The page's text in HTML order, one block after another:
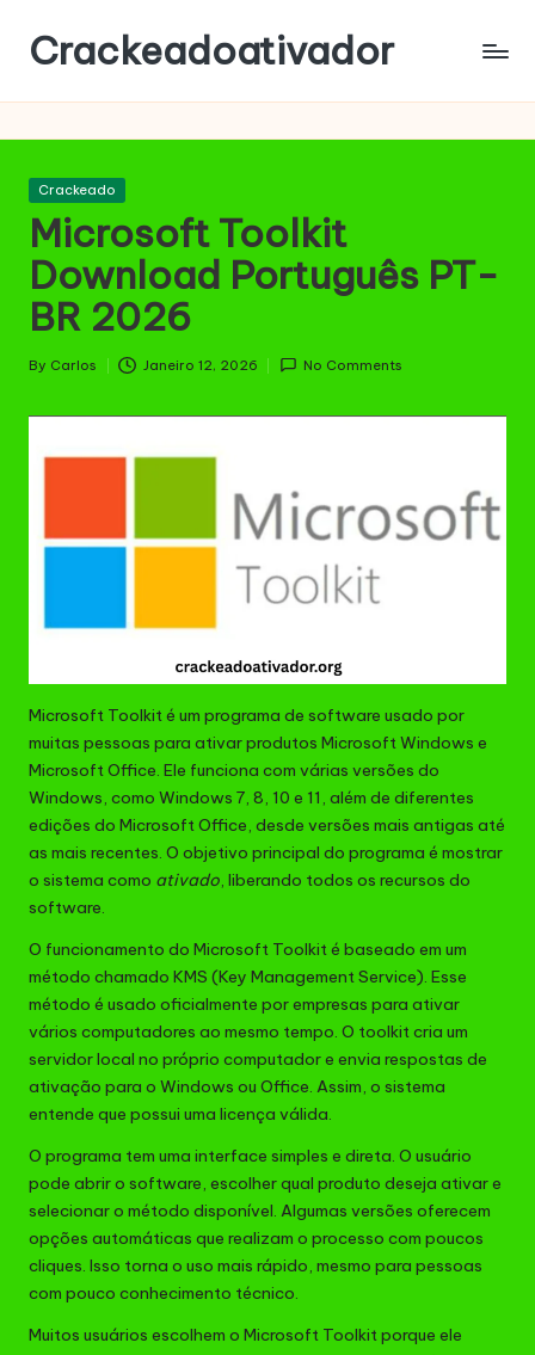
Skip
content
Crackeadoativador
Posted
Crackeado
Microsoft Toolkit
Download Português PT-
BR 2026
Posted
By Carlos Janeiro 12, 2026 No Comments
Microsoft Toolkit é um programa de software usado por
muitas pessoas para ativar produtos Microsoft Windows e
Microsoft Office. Ele funciona com várias versões do
Windows, como Windows 7, 8, 10 e 11, além de diferentes
edições do Microsoft Office, desde versões mais antigas até
as mais recentes. O objetivo principal do programa é mostrar
o sistema como ativado, liberando todos os recursos do
software.
O funcionamento do Microsoft Toolkit é baseado em um
método chamado KMS (Key Management Service). Esse
método é usado oficialmente por empresas para ativar
vários computadores ao mesmo tempo. O toolkit cria um
servidor local no próprio computador e envia respostas de
ativação para o Windows ou Office. Assim, o sistema
entende que possui uma licença válida.
O programa tem uma interface simples e direta. O usuário
pode abrir o software, escolher qual produto deseja ativar e
selecionar o método disponível. Algumas versões oferecem
opções automáticas que realizam o processo com poucos
cliques. Isso torna o uso mais rápido, mesmo para pessoas
com pouco conhecimento técnico.
Muitos usuários escolhem o Microsoft Toolkit porque ele